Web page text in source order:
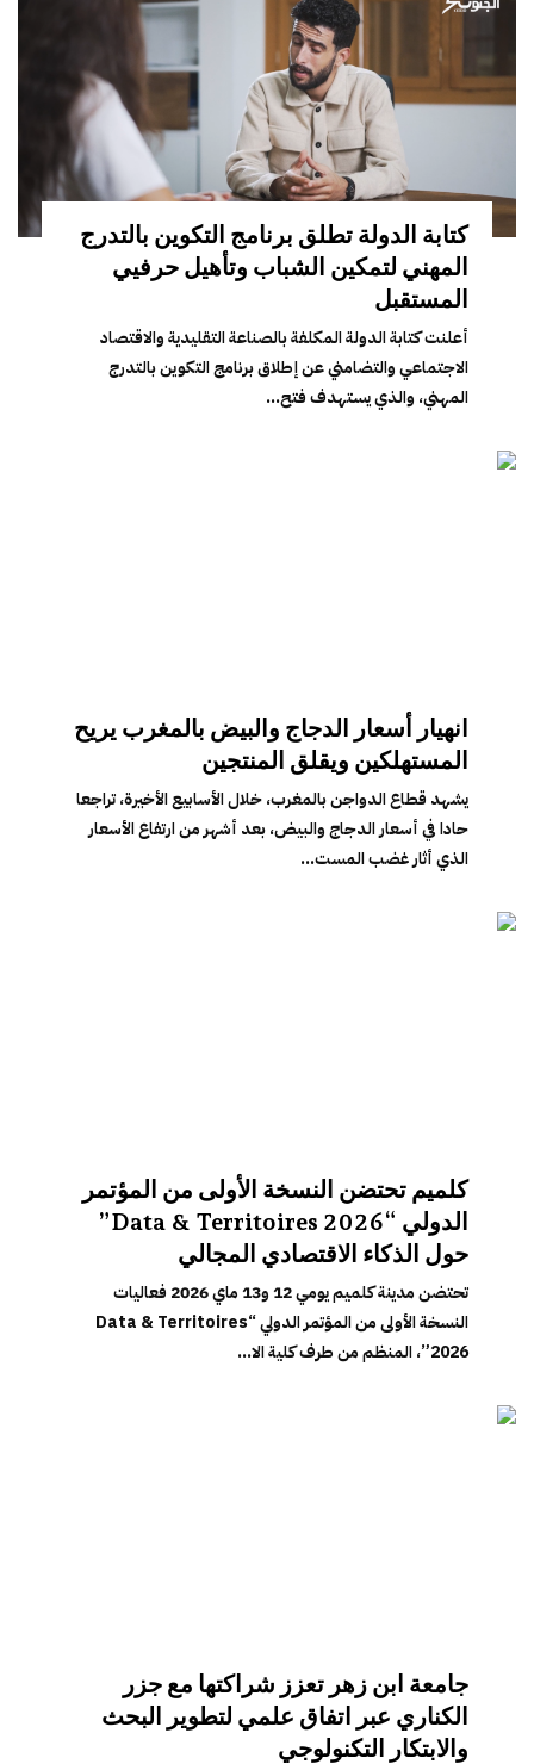
كتابة الدولة تطلق برنامج التكوين بالتدرج
المهني لتمكين الشباب وتأهيل حرفيي
المستقبل
أعلنت كتابة الدولة المكلفة بالصناعة التقليدية والاقتصاد
الاجتماعي والتضامني عن إطلاق برنامج التكوين بالتدرج
المهني، والذي يستهدف فتح...
انهيار أسعار الدجاج والبيض بالمغرب يريح
المستهلكين ويقلق المنتجين
يشهد قطاع الدواجن بالمغرب، خلال الأسابيع الأخيرة، تراجعا
حادا في أسعار الدجاج والبيض، بعد أشهر من ارتفاع الأسعار
الذي أثار غضب المست...
كلميم تحتضن النسخة الأولى من المؤتمر
الدولي “Data & Territoires 2026”
حول الذكاء الاقتصادي المجالي
تحتضن مدينة كلميم يومي 12 و13 ماي 2026 فعاليات
النسخة الأولى من المؤتمر الدولي “Data & Territoires
2026”، المنظم من طرف كلية الا...
جامعة ابن زهر تعزز شراكتها مع جزر
الكناري عبر اتفاق علمي لتطوير البحث
والابتكار التكنولوجي